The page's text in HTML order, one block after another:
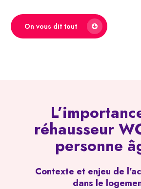
On vous dit tout
réhausseur
personne
Contexte et enjeu de
dans le